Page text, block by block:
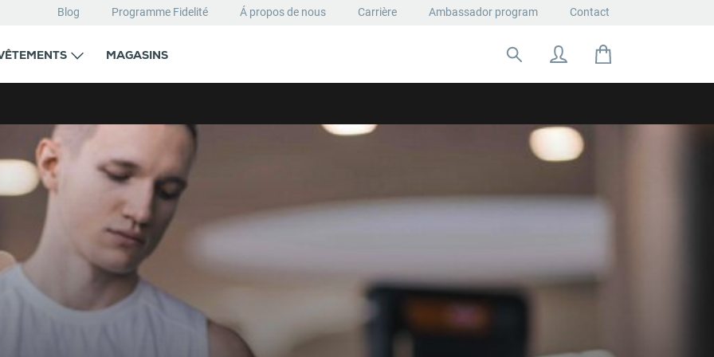
Blog Programme Fidelité Á propos de nous Carrière Ambassador program Contact
MAGASINS
Rechercher: